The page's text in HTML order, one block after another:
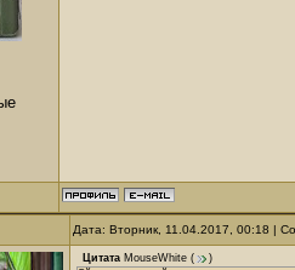
Дата: Вторник, 11.04.2017, 00:18 |
Цитата MouseWhite (
)